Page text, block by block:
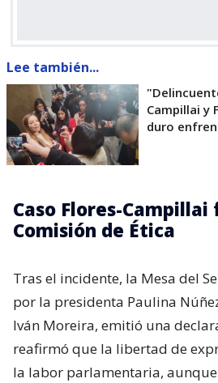
Lee también...
Campillai y
duro
Caso Flores-
Comisión de Ética
Tras el incidente, la Mesa del
por la presidenta Paulina
Iván Moreira, emitió una
reafirmó que la libertad de
la labor parlamentaria,